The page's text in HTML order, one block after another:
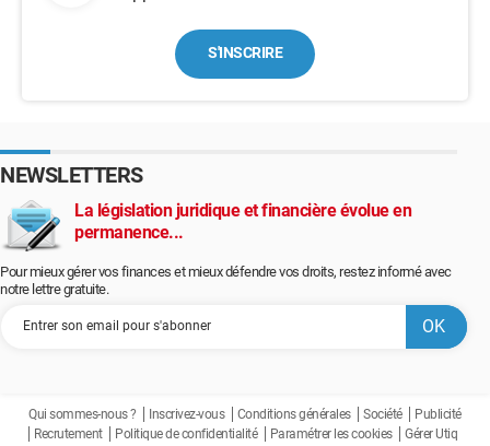
S'INSCRIRE
NEWSLETTERS
La législation juridique et financière évolue en
permanence...
Pour mieux gérer vos finances et mieux défendre vos droits, restez informé avec
notre lettre gratuite.
Qui sommes-nous ? Inscrivez-vous Conditions générales Société
Publicité
Recrutement
Politique de confidentialité Paramétrer les cookies
Gérer Utiq